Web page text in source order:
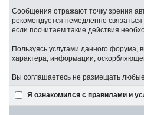
Сообщения отражают точку зрения
рекомендуется немедленно
если посчитаем такие действия
Пользуясь услугами данного
характера, информации,
Вы соглашаетесь не размещать
Я ознакомился с правилами и